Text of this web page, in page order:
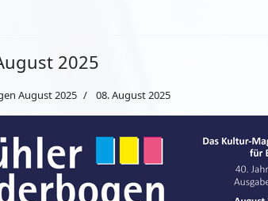
2025
August 2025 08. August 2025